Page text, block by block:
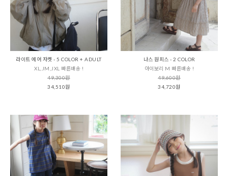
라이트 에어 자켓 - 5 COLOR + ADULT
XL,JM,JXL 빠른배송 !
49,300원
34,510원
나스 원피스 - 2 COLOR
아이보리 M 빠른배송 !
49,600원
34,720원